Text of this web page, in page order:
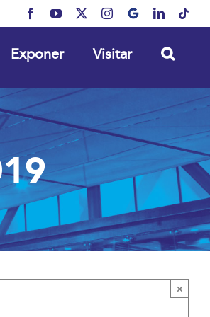
FacebookYouTube Instagram
MyBusinessLinkedIn
Exponer Visitar
×